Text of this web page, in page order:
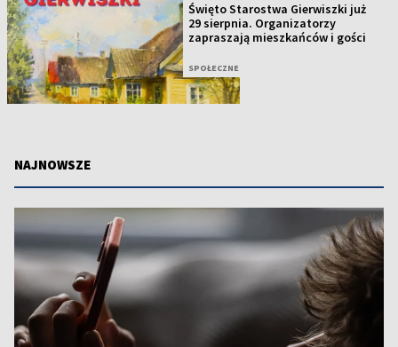
Święto Starostwa Gierwiszki już
29 sierpnia. Organizatorzy
zapraszają mieszkańców i gości
SPOŁECZNE
NAJNOWSZE